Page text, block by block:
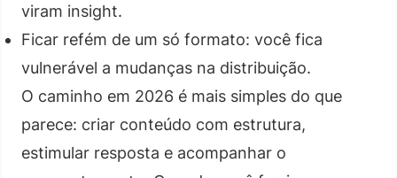
viram insight.
Ficar refém de um só formato: você fica
vulnerável a mudanças na distribuição.
O caminho em 2026 é mais simples do que
parece: criar conteúdo com estrutura,
estimular resposta e acompanhar o